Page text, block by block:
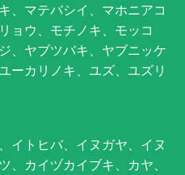
、マテバシイ、マホニアコ
ョウ、モチノキ、モッコ
、ヤブツバキ、ヤブニッケ
ーカリノキ、ユズ、ユズリ
イトヒバ、イヌガヤ、イヌ
、カイヅカイブキ、カヤ、